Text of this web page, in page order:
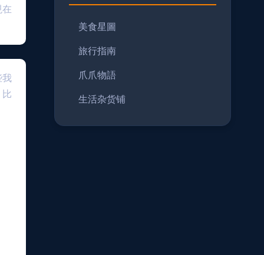
美食星圖
旅行指南
爪爪物語
生活杂货铺